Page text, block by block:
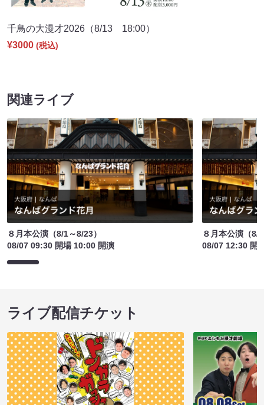
千鳥の大漫才2026（8/13 18:00）
¥3000 (税込)
関連ライブ
８月本公演（8/1～8/23）
08/07 09:30 開場 10:00 開演
８月本公演（8/
08/07 12:30 開
ライブ配信チケット